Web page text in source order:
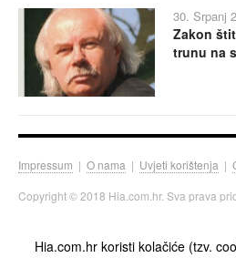
30. Srpanj
Zakon
trunu na
Impressum | O nama | Uvjeti korištenja |
Copyright © 2018 Hia.com.hr. Sva prava
Hia.com.hr koristi kolačiće (tzv.